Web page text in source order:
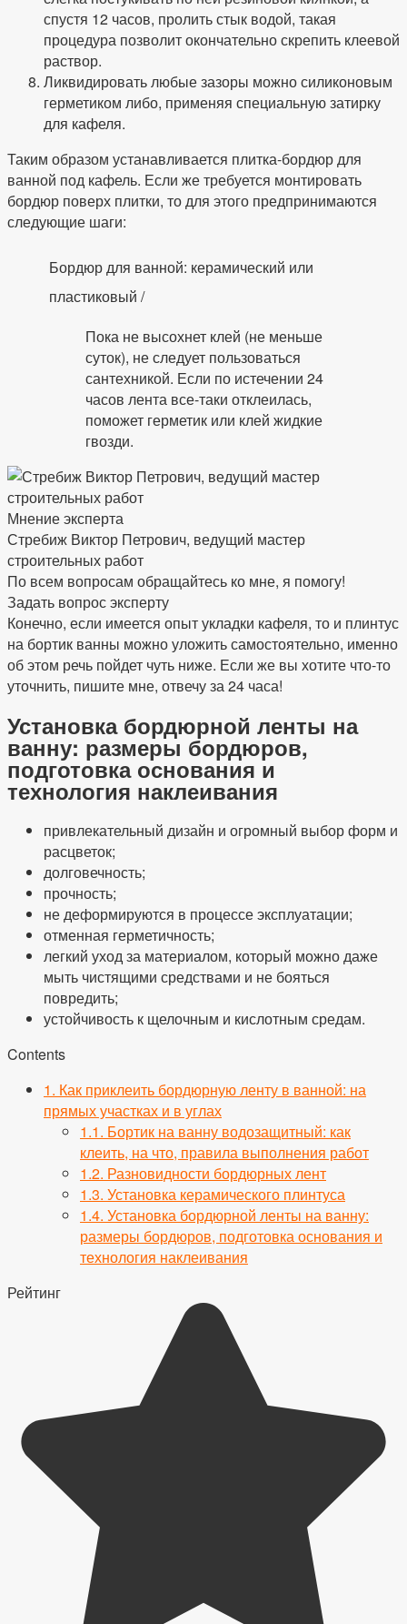
спустя 12 часов, пролить стык водой, такая
процедура позволит окончательно скрепить клеевой
раствор.
Ликвидировать любые зазоры можно силиконовым
герметиком либо, применяя специальную затирку
для кафеля.
Таким образом устанавливается плитка-бордюр для
ванной под кафель. Если же требуется монтировать
бордюр поверх плитки, то для этого предпринимаются
следующие шаги:
Бордюр для ванной: керамический или
пластиковый /
Пока не высохнет клей (не меньше
суток), не следует пользоваться
сантехникой. Если по истечении 24
часов лента все-таки отклеилась,
поможет герметик или клей жидкие
гвозди.
Мнение эксперта
Стребиж Виктор Петрович, ведущий мастер
строительных работ
По всем вопросам обращайтесь ко мне, я помогу!
Задать вопрос эксперту
Конечно, если имеется опыт укладки кафеля, то и плинтус
на бортик ванны можно уложить самостоятельно, именно
об этом речь пойдет чуть ниже. Если же вы хотите что-то
уточнить, пишите мне, отвечу за 24 часа!
Установка бордюрной ленты на
ванну: размеры бордюров,
подготовка основания и
технология наклеивания
привлекательный дизайн и огромный выбор форм и
расцветок;
долговечность;
прочность;
не деформируются в процессе эксплуатации;
отменная герметичность;
легкий уход за материалом, который можно даже
мыть чистящими средствами и не бояться
повредить;
устойчивость к щелочным и кислотным средам.
Contents
1. Как приклеить бордюрную ленту в ванной: на
прямых участках и в углах
1.1. Бортик на ванну водозащитный: как
клеить, на что, правила выполнения работ
1.2. Разновидности бордюрных лент
1.3. Установка керамического плинтуса
1.4. Установка бордюрной ленты на ванну:
размеры бордюров, подготовка основания и
технология наклеивания
Рейтинг